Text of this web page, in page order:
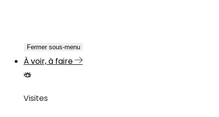
Fermer sous-menu
À voir, à faire
Visites